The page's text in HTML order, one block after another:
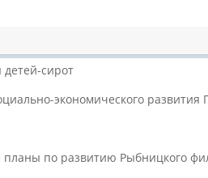
сирот
экономического
по развитию Рыбницкого